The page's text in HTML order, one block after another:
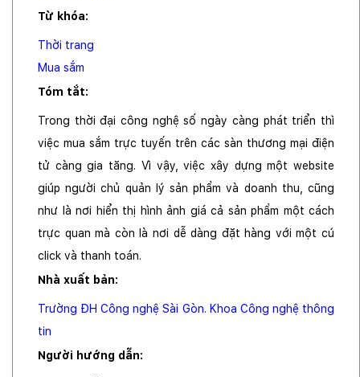
Từ khóa:
Thời trang
Mua sắm
Tóm tắt:
Trong thời đại công nghệ số ngày càng phát triển thì
việc mua sắm trực tuyến trên các sàn thương mại điện
tử càng gia tăng. Vì vậy, việc xây dựng một website
giúp người chủ quản lý sản phẩm và doanh thu, cũng
như là nơi hiển thị hình ảnh giá cả sản phẩm một cách
trực quan mà còn là nơi dễ dàng đặt hàng với một cú
click và thanh toán.
Nhà xuất bản:
Trường ĐH Công nghệ Sài Gòn. Khoa Công nghệ thông
tin
Người hướng dẫn: